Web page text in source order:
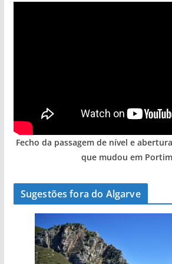
Fecho da passagem de nível e
que mudou em
Sugestões fora do Algarve